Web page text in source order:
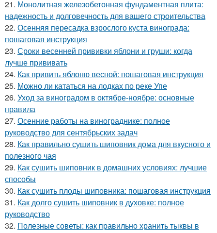
21. Монолитная железобетонная фундаментная плита:
надежность и долговечность для вашего строительства
22. Осенняя пересадка взрослого куста винограда:
пошаговая инструкция
23. Сроки весенней прививки яблони и груши: когда
лучше прививать
24. Как привить яблоню весной: пошаговая инструкция
25. Можно ли кататься на лодках по реке Упе
26. Уход за виноградом в октябре-ноябре: основные
правила
27. Осенние работы на винограднике: полное
руководство для сентябрьских задач
28. Как правильно сушить шиповник дома для вкусного и
полезного чая
29. Как сушить шиповник в домашних условиях: лучшие
способы
30. Как сушить плоды шиповника: пошаговая инструкция
31. Как долго сушить шиповник в духовке: полное
руководство
32. Полезные советы: как правильно хранить тыквы в